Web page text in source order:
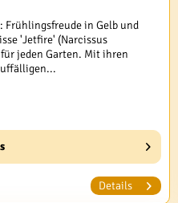
Frühlingsfreude in Gelb und
'Jetfire' (Narcissus
jeden Garten. Mit ihren
Details